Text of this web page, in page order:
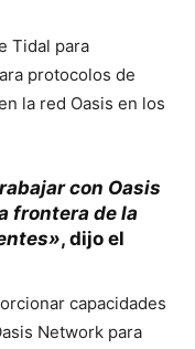
Tidal para
protocolos de
la red Oasis en los
con Oasis
frontera de la
, dijo el
capacidades
Network para